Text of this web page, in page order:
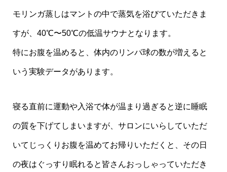
モリンガ蒸しはマントの中で蒸気を浴びていただきま
すが、40℃〜50℃の低温サウナとなります。
特にお腹を温めると、体内のリンパ球の数が増えると
いう実験データがあります。
寝る直前に運動や入浴で体が温まり過ぎると逆に睡眠
の質を下げてしまいますが、サロンにいらしていただ
いてじっくりお腹を温めてお帰りいただくと、その日
の夜はぐっすり眠れると皆さんおっしゃっていただき